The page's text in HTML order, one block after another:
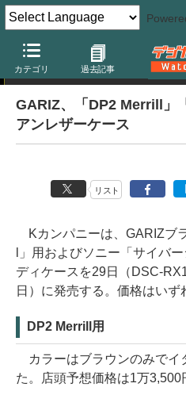
カテゴリ 過去記事
ニュース
GARIZ、「DP2 Merrill」
アンレザーケース
リスト
Kカンパニーは、GARIZブ
l」用およびソニー「サイバ
ディケースを29日（DSC-
日）に発売する。価格はいず
DP2 Merrill用
カラーはブラウンのみでイ
た。店頭予想価格は1万3,500